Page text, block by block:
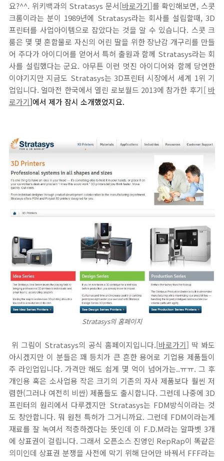
요?^^. 위키백과의 Stratasys 문서[바로가기]를 확인해보면, 스콧
크롬이라는 분이 1989년에 Stratasys라는 회사를 설립할때, 3D
프린터를 사업아이템으로 잡았다는 것을 알 수 있습니다. 스콧 크
룸은 몇 몇 혼합물로 자신의 어린 딸을 위한 장난감 개구리를 만들
어 주다가 아이디어를 얻어서 특허 출원과 함께 Stratasys라는 회
사를 설립했다는 군요. 아무튼 이런 멋진 아이디어와 함께 당연한
이야기지만 지금도 Stratasys는 3D프린터 시장에서 세계 1위 기
업입니다. 얼마전 한국에서 열린 로보월드 2013에 참가한 후기[ 바
로가기]에서 제가 잠시 소개했었지요.
Stratasys의 홈페이지
위 그림이 Stratasys의 공식 홈페이지입니다.[바로가기] 딱 봐도
아시겠지만 이 분들은 꽤 등치가 큰 흔한 용어로 기업용 제품들이
주 라인업입니다. 가격만 해도 쉽게 몇 억이 넘어가는..ㅠㅠ. 그 후
개인용 혹은 소사업용 작은 크기의 기존의 자사 제품보다 훨씬 저
렴한(그러나 여전히 비싼) 제품들도 출시합니다. 그런데 나중에 3D
프린터의 원리에서 다루겠지만 Stratasys는 FDM방식이라는 것
도 창안합니다. 뭐 원천 특허가 그거니까요. 그런데 FDM이라는게
재료를 잘 녹여서 적층하겠다는 뜻인데 이 F.D.M라는 알파벳 3개
에 상표권이 걸립니다. 그래서 오픈소스 진영인 RepRap이 똑같은
의미인데 상표권 분쟁을 사전에 막기 위해 단어만 바꿔서 FFF라는